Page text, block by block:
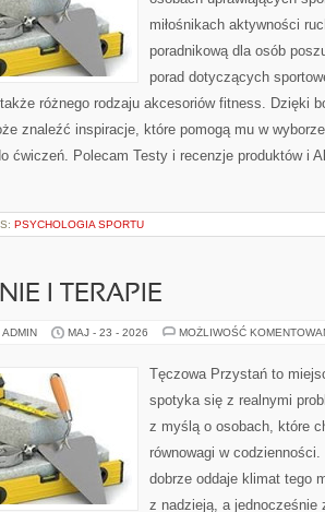
miłośnikach aktywności
poradnikową dla osób
porad dotyczących
różnego rodzaju akcesoriów fitness. Dzięki
znaleźć inspiracje, które pomogą mu w
ćwiczeń. Polecam Testy i recenzje produktów i
PSYCHOLOGIA SPORTU
I TERAPIE
MAJ - 23 - 2026 MOŻLIWOŚĆ
Tęczowa Przystań to
spotyka się z realnymi
z myślą o osobach, które
równowagi w
dobrze oddaje klimat tego
z nadzieją, a jednocześnie